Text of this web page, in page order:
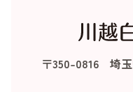
〒350-0816 埼